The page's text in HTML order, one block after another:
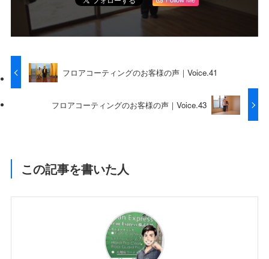
フロアコーティングのお客様の声｜Voice.41
フロアコーティングのお客様の声｜Voice.43
この記事を書いた人